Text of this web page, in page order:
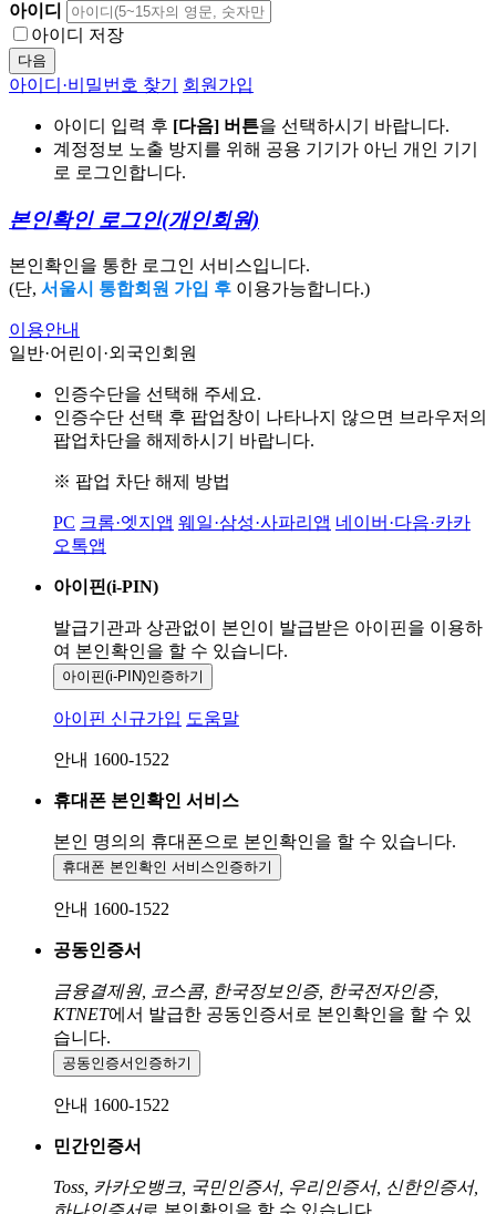
아이디
아이디 저장
다음
아이디·비밀번호 찾기 회원가입
아이디 입력 후 [다음] 버튼을 선택하시기 바랍니다.
계정정보 노출 방지를 위해 공용 기기가 아닌 개인 기기
로 로그인합니다.
본인확인 로그인(개인회원)
본인확인을 통한 로그인 서비스입니다.
(단, 서울시 통합회원 가입 후 이용가능합니다.)
이용안내
일반·어린이·외국인회원
인증수단을 선택해 주세요.
인증수단 선택 후 팝업창이 나타나지 않으면 브라우저의
팝업차단을 해제하시기 바랍니다.
※ 팝업 차단 해제 방법
PC 크롬·엣지앱 웨일·삼성·사파리앱 네이버·다음·카카
오톡앱
아이핀(i-PIN)
발급기관과 상관없이 본인이 발급받은 아이핀을 이용하
여 본인확인을 할 수 있습니다.
아이핀(i-PIN)인증하기
아이핀 신규가입 도움말
안내 1600-1522
휴대폰 본인확인 서비스
본인 명의의 휴대폰으로 본인확인을 할 수 있습니다.
휴대폰 본인확인 서비스인증하기
안내 1600-1522
공동인증서
금융결제원, 코스콤, 한국정보인증, 한국전자인증,
KTNET에서 발급한 공동인증서로 본인확인을 할 수 있
습니다.
공동인증서 인증하기
안내 1600-1522
민간인증서
Toss, 카카오뱅크, 국민인증서, 우리인증서, 신한인증서,